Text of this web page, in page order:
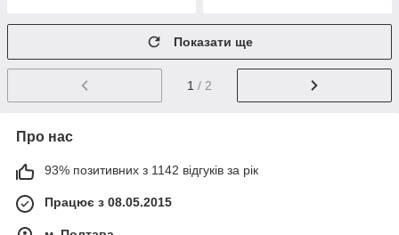
Показати ще
1 / 2
Про нас
93% позитивних з 1142 відгуків за рік
Працює з 08.05.2015